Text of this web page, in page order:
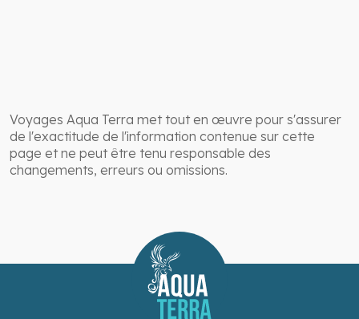
Voyages Aqua Terra met tout en œuvre pour s'assurer
de l'exactitude de l'information contenue sur cette
page et ne peut être tenu responsable des
changements, erreurs ou omissions.